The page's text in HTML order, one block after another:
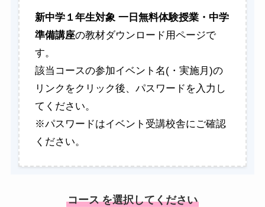
新中学１年生対象 一日無料体験授業・中学
準備講座の教材ダウンロード用ページで
す。
該当コースの参加イベント名(・実施月)の
リンクをクリック後、パスワードを入力し
てください。
※パスワードはイベント受講校舎にご確認
ください。
コース を選択してください